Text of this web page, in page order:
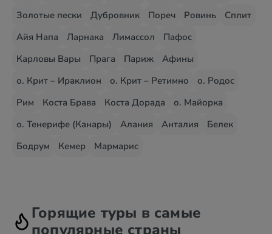
Золотые пески
Дубровник Пореч Ровинь
Сплит
Айя Напа
Ларнака Лимассол
Пафос
Карловы Вары
Прага Париж
Афины
о. Крит – Ираклион
о. Крит – Ретимно
о. Родос
Рим
Коста Брава Коста Дорада
о. Майорка
о. Тенерифе (Канары)
Алания Анталия
Белек
Бодрум
Кемер Мармарис
Горящие туры в самые
популярные страны